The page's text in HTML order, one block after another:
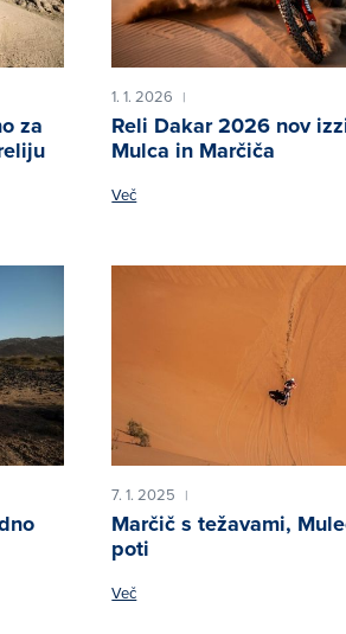
za
1. 1. 2026 |
Reli Dakar 2026 nov
Mulca in Marčiča
Več
7. 1. 2025 |
Marčič s težavami,
poti
Več